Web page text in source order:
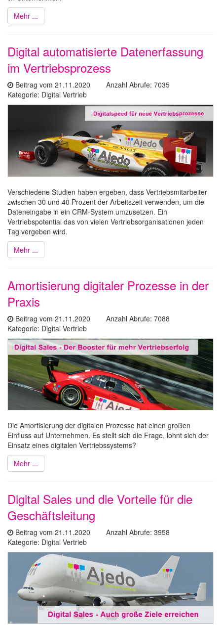
Mehr ...
Digital automatisierte Datenerfassung
im Vertriebsprozess
Beitrag vom 21.11.2020 Anzahl Abrufe: 7035
Kategorie: Digital Vertrieb
Verschiedene Studien haben ergeben, dass Vertriebsmitarbeiter
zwischen 30 und 40 Prozent der Arbeitszeit verwenden, um die
Dateneingabe in ein CRM-System umzusetzen. Ein
Vertriebspotential das von vielen Vertriebsorganisationen jeden
Tag vergeben wird.
Mehr ...
Amortisierung digitaler Prozesse in der
Praxis
Beitrag vom 21.11.2020 Anzahl Abrufe: 7088
Kategorie: Digital Vertrieb
Die Amortisierung der digitalen Prozesse hat einen großen
Einfluss auf Unternehmen. Es stellt sich die Frage, lohnt sich der
Einsatz eines digitalen Vertriebssystems?
Mehr ...
Digital Sales und die Vorteile für die
Geschäftsleitung
Beitrag vom 21.11.2020 Anzahl Abrufe: 3958
Kategorie: Digital Vertrieb